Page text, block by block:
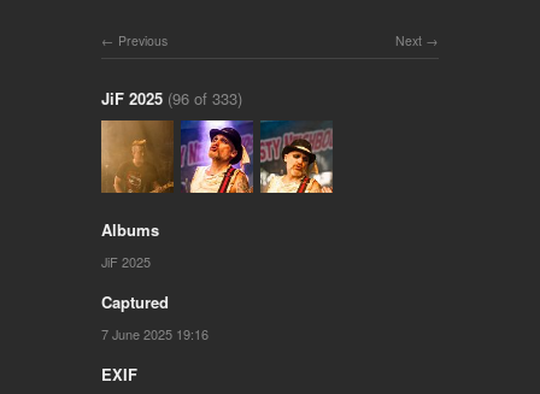
Next
Previous
JiF 2025 (96 of 333)
Albums
JiF 2025
Captured
7 June 2025 19:16
EXIF